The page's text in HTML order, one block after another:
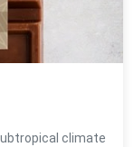
climate